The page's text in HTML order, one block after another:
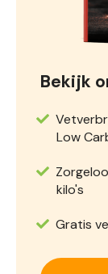
Bekijk
Low
kilo's
Gratis